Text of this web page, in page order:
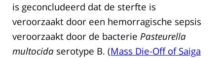
is geconcludeerd dat de sterfte is
veroorzaakt door een hemorragische sepsis
veroorzaakt door de bacterie Pasteurella
multocida serotype B. (Mass Die-Off of Saiga